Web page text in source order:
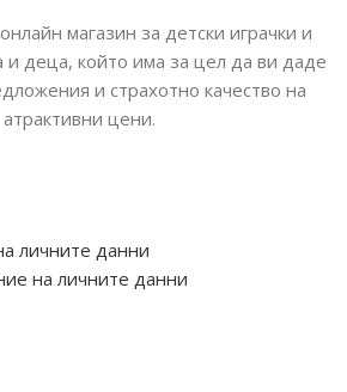
магазин за детски играчки и
и деца, който има за цел да ви даде
и страхотно качество на
атрактивни цени.
личните данни
на личните данни